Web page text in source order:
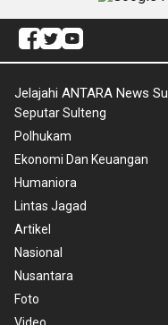
Jelajahi ANTARA News
Seputar Sulteng
Polhukam
Ekonomi Dan Keuangan
Humaniora
Lintas Jagad
Artikel
Nasional
Nusantara
Foto